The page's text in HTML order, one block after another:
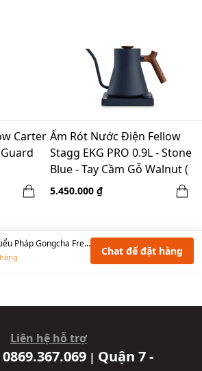
Carter Ấm Rót Nước Điện Fellow
Stagg EKG PRO 0.9L - Stone
Blue - Tay Cầm Gỗ Walnut (
EU, 220V, F Plug)
5.450.000 ₫
Bình pha cà phê kiểu Pháp Gongcha French Fress 350ml PSS-3 ly
Chat để đặt hàng
Liên hệ hỗ trợ
| Quận 7 -